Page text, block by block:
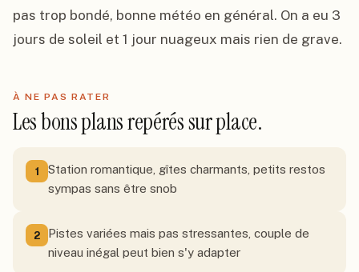
pas trop bondé, bonne météo en général. On a eu 3
jours de soleil et 1 jour nuageux mais rien de grave.
À NE PAS RATER
Les bons plans repérés sur place.
1
Station romantique, gîtes charmants, petits restos
sympas sans être snob
2
Pistes variées mais pas stressantes, couple de
niveau inégal peut bien s'y adapter